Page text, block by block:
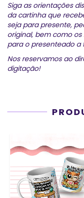
Siga as orientações
da cartinha que
seja para presente,
original, bem como
para o presenteado a
Nos reservamos ao
digitação!